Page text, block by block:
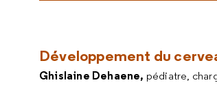
Développement du
Ghislaine Dehaene, pédiatre,